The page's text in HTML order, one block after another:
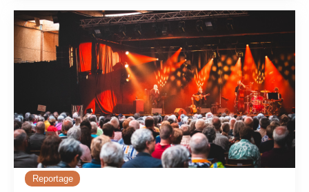
Reportage